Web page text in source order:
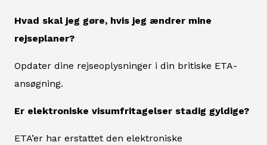
Hvad skal jeg gøre, hvis jeg ændrer mine
rejseplaner?
Opdater dine rejseoplysninger i din britiske ETA-
ansøgning.
Er elektroniske visumfritagelser stadig gyldige?
ETA’er har erstattet den elektroniske